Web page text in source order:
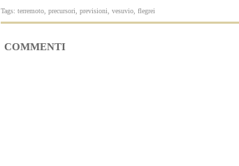
Tags: terremoto, precursori, previsioni, vesuvio, flegrei
COMMENTI